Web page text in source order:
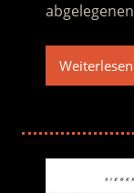
abgelegenen
Weiterlesen